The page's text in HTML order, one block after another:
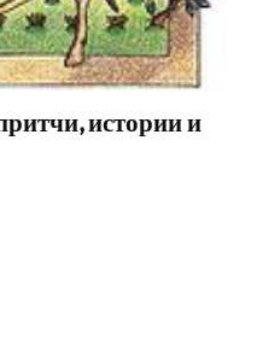
истории и